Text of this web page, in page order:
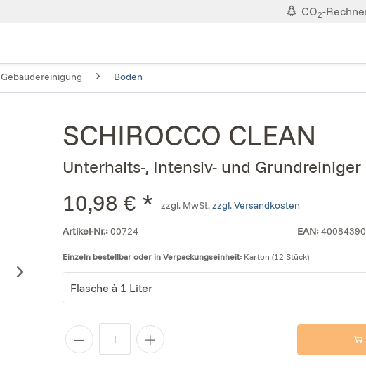
CO2-
Gebäudereinigung Böden
SCHIROCCO CLEAN
Unterhalts-, Intensiv- und Grundreiniger
10,98 € * zzgl. MwSt.zzgl. Versandkosten
Artikel-Nr.:00724 EAN:
Einzeln bestellbar oder in Verpackungseinheit: Karton (12 Stück)